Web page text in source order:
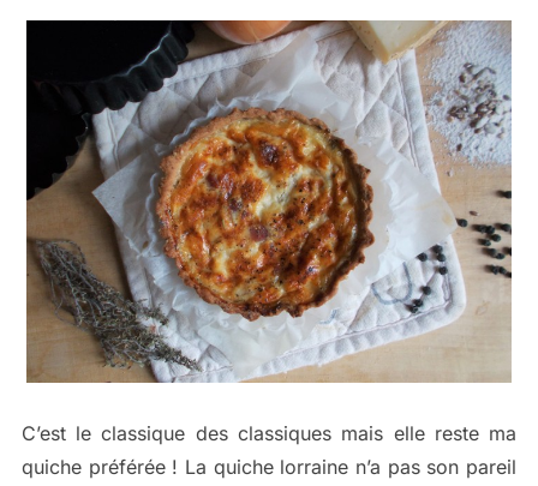
C’est le classique des classiques mais elle reste ma
quiche préférée ! La quiche lorraine n’a pas son pareil